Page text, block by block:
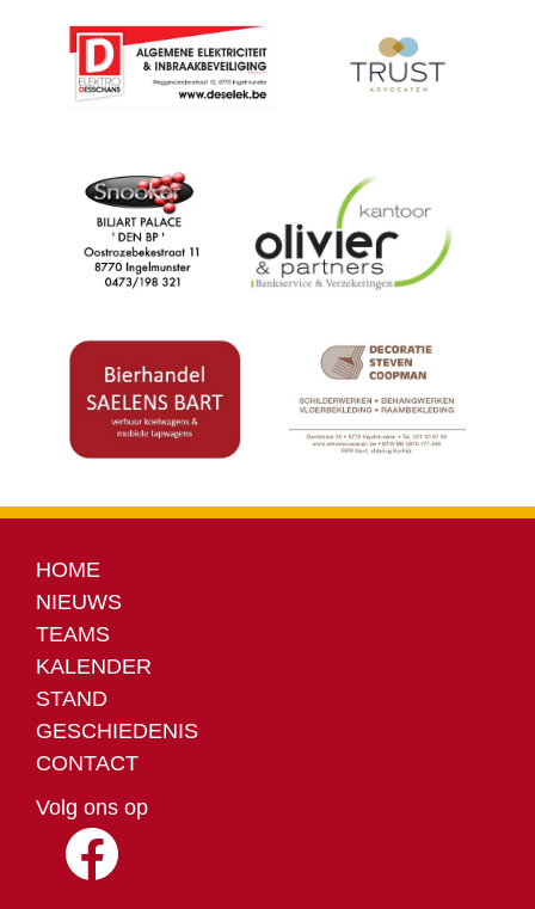
HOME
NIEUWS
TEAMS
KALENDER
STAND
GESCHIEDENIS
CONTACT
Volg ons op